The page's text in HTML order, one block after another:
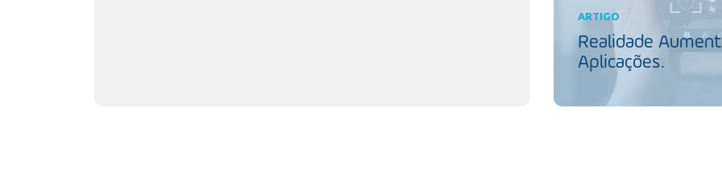
ARTIGO
Realidade
Aplicações.